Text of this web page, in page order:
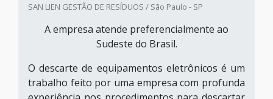
SAN LIEN GESTÃO DE RESÍDUOS / São Paulo - SP
A empresa atende preferencialmente ao
Sudeste do Brasil.
O descarte de equipamentos eletrônicos é um
trabalho feito por uma empresa com profunda